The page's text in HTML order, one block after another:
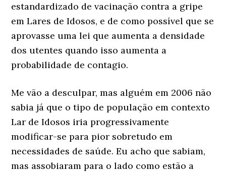
estandardizado de vacinação contra a gripe
em Lares de Idosos, e de como possível que se
aprovasse uma lei que aumenta a densidade
dos utentes quando isso aumenta a
probabilidade de contagio.
Me vão a desculpar, mas alguém em 2006 não
sabia já que o tipo de população em contexto
Lar de Idosos iria progressivamente
modificar-se para pior sobretudo em
necessidades de saúde. Eu acho que sabiam,
mas assobiaram para o lado como estão a